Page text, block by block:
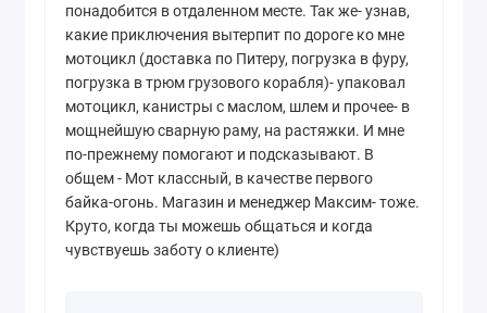
понадобится в отдаленном месте. Так же- узнав,
какие приключения вытерпит по дороге ко мне
мотоцикл (доставка по Питеру, погрузка в фуру,
погрузка в трюм грузового корабля)- упаковал
мотоцикл, канистры с маслом, шлем и прочее- в
мощнейшую сварную раму, на растяжки. И мне
по-прежнему помогают и подсказывают. В
общем - Мот классный, в качестве первого
байка-огонь. Магазин и менеджер Максим- тоже.
Круто, когда ты можешь общаться и когда
чувствуешь заботу о клиенте)